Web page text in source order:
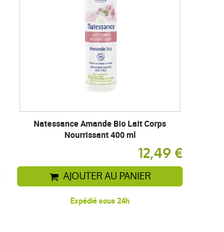
Natessance Amande Bio Lait Corps
Nourrissant 400 ml
12,49 €
AJOUTER AU PANIER
Expédié sous 24h